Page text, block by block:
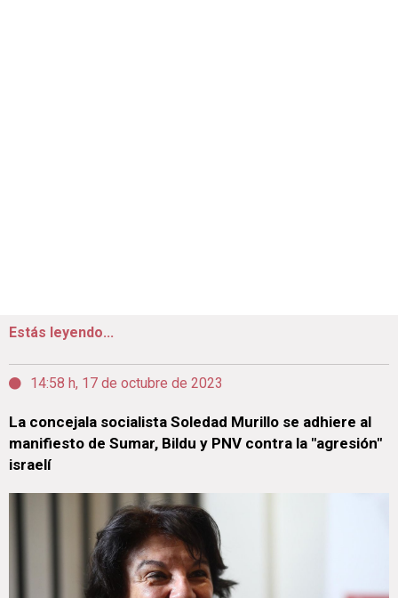
Estás leyendo...
14:58 h, 17 de octubre de 2023
La concejala socialista Soledad Murillo se adhiere al
manifiesto de Sumar, Bildu y PNV contra la "agresión"
israelí